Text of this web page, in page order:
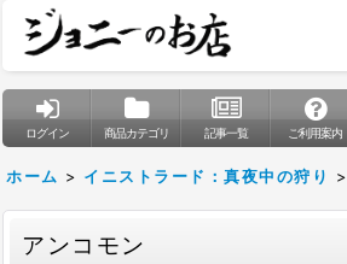
ログイン 商品カテゴリ 記事一覧 ご利用案内
ホーム > イニストラード：真夜中の狩り >
アンコモン